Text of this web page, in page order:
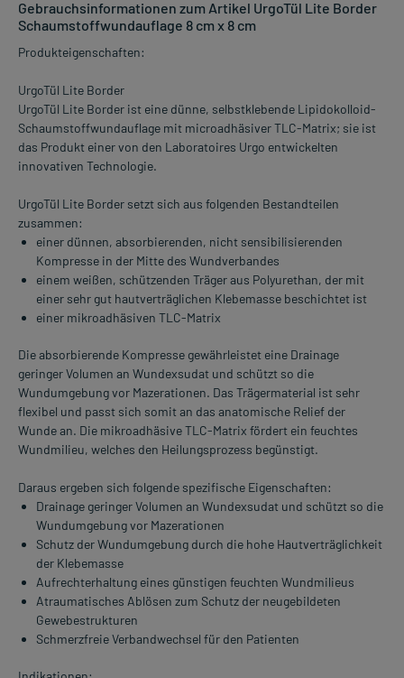
Gebrauchsinformationen zum Artikel UrgoTül Lite Border
Schaumstoffwundauflage 8 cm x 8 cm
Produkteigenschaften:
UrgoTül Lite Border
UrgoTül Lite Border ist eine dünne, selbstklebende Lipidokolloid-
Schaumstoffwundauflage mit microadhäsiver TLC-Matrix; sie ist
das Produkt einer von den Laboratoires Urgo entwickelten
innovativen Technologie.
UrgoTül Lite Border setzt sich aus folgenden Bestandteilen
zusammen:
einer dünnen, absorbierenden, nicht sensibilisierenden
Kompresse in der Mitte des Wundverbandes
einem weißen, schützenden Träger aus Polyurethan, der mit
einer sehr gut hautverträglichen Klebemasse beschichtet ist
einer mikroadhäsiven TLC-Matrix
Die absorbierende Kompresse gewährleistet eine Drainage
geringer Volumen an Wundexsudat und schützt so die
Wundumgebung vor Mazerationen. Das Trägermaterial ist sehr
flexibel und passt sich somit an das anatomische Relief der
Wunde an. Die mikroadhäsive TLC-Matrix fördert ein feuchtes
Wundmilieu, welches den Heilungsprozess begünstigt.
Daraus ergeben sich folgende spezifische Eigenschaften:
Drainage geringer Volumen an Wundexsudat und schützt so die
Wundumgebung vor Mazerationen
Schutz der Wundumgebung durch die hohe Hautverträglichkeit
der Klebemasse
Aufrechterhaltung eines günstigen feuchten Wundmilieus
Atraumatisches Ablösen zum Schutz der neugebildeten
Gewebestrukturen
Schmerzfreie Verbandwechsel für den Patienten